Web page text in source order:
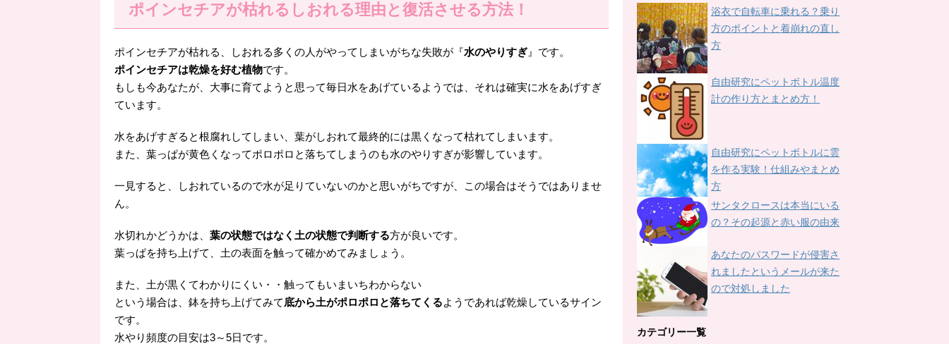
ポインセチアが枯れるしおれる理由と復活させる方法！
ポインセチアが枯れる、しおれる多くの人がやってしまいがちな失敗が『水のやりすぎ 』です。
ポインセチアは乾燥を好む植物です。
もしも今あなたが、大事に育てようと思って毎日水をあげているようでは、それは確実に水をあげすぎ
ています。
水をあげすぎると根腐れしてしまい、葉がしおれて最終的には黒くなって枯れてしまいます。
また、葉っぱが黄色くなってポロポロと落ちてしまうのも水のやりすぎが影響しています。
一見すると、しおれているので水が足りていないのかと思いがちですが、この場合はそうではありませ
ん。
水切れかどうかは、 葉の状態ではなく土の状態で判断する方が良いです。
葉っぱを持ち上げて、土の表面を触って確かめてみましょう。
また、土が黒くてわかりにくい・・触ってもいまいちわからない
という場合は、鉢を持ち上げてみて底から土がポロポロと落ちてくるようであれば乾燥しているサイン
です。
水やり頻度の目安は3～5日です。
浴衣で自転車に乗れる？乗り
方のポイントと着崩れの直し
方
自由研究にペットボトル温度
計の作り方とまとめ方！
自由研究にペットボトルに雲
を作る実験！仕組みやまとめ
方
サンタクロースは本当にいる
の？その起源と赤い服の由来
あなたのパスワードが侵害さ
れましたというメールが来た
ので対処しました
カテゴリー一覧